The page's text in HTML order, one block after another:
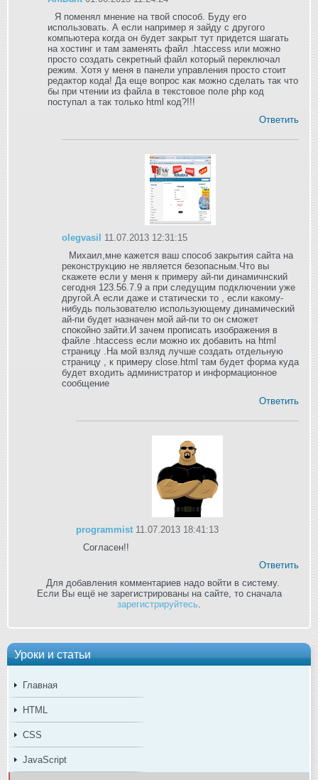
Уроки и статьи
Главная
HTML
CSS
JavaScript
Я поменял мнение на твой способ. Буду его
использовать. А если например я зайду с другого
компьютера когда он будет закрыт тут придется шагать
на хостинг и там заменять файл .htaccess или можно
просто создать секретный файл который переключал
режим. Хотя у меня в панели управления просто стоит
редактор кода! Да еще вопрос как можно сделать так что
бы при чтении из файла в текстовое поле php код
поступал а так только html код?!!!
Ответить
olegvasil
11.07.2013 12:31:15
Михаил,мне кажется ваш способ закрытия сайта на
реконструкцию не является безопасным.Что вы
скажете если у меня к примеру ай-пи динамичнский
сегодня 123.56.7.9 а при следущим подключении уже
другой.А если даже и статически то , если какому-
нибудь пользователю использующему динамический
ай-пи будет назначен мой ай-пи то он сможет
спокойно зайти.И зачем прописать изображения в
файле .htaccess если можно их добавить на html
страницу .На мой взляд лучше создать отдельную
страницу , к примеру close.html там будет форма куда
будет входить администратор и информационное
сообщение
Ответить
programmist 11.07.2013 18:41:13
Согласен!!
Ответить
Для добавления комментариев надо войти в систему.
Если Вы ещё не зарегистрированы на сайте, то сначала
зарегистрируйтесь